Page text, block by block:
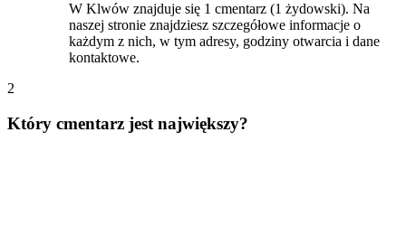
W Klwów znajduje się 1 cmentarz (1 żydowski). Na
naszej stronie znajdziesz szczegółowe informacje o
każdym z nich, w tym adresy, godziny otwarcia i dane
kontaktowe.
2
Który cmentarz jest największy?